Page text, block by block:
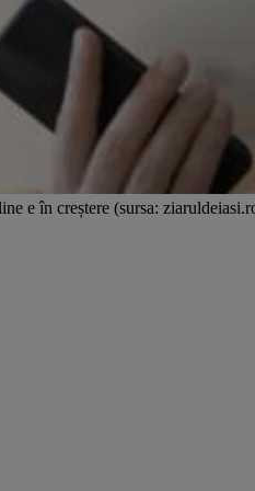
e în creștere (sursa: